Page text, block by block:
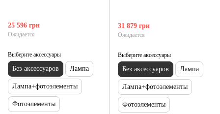
25 596 грн
Ожидается
Выберите аксессуары
Без аксессуаров Лампа
Лампа+фотоэлементы
Фотоэлементы
31 879 грн
Ожидается
Выберите аксессуары
Без аксессуаров Лампа
Лампа+фотоэлементы
Фотоэлементы